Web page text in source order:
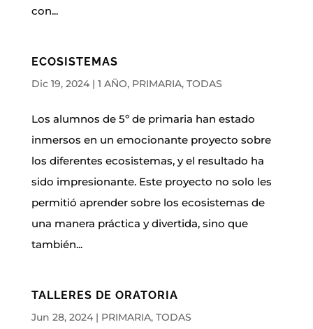
con...
ECOSISTEMAS
Dic 19, 2024| 1 AÑO, PRIMARIA, TODAS
Los alumnos de 5º de primaria han estado
inmersos en un emocionante proyecto sobre
los diferentes ecosistemas, y el resultado ha
sido impresionante. Este proyecto no solo les
permitió aprender sobre los ecosistemas de
una manera práctica y divertida, sino que
también...
TALLERES DE ORATORIA
Jun 28, 2024| PRIMARIA, TODAS